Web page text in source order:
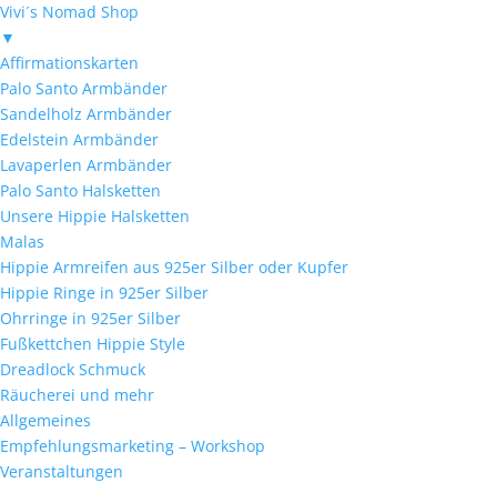
Vivi´s Nomad Shop
▼
Affirmationskarten
Palo Santo Armbänder
Sandelholz Armbänder
Edelstein Armbänder
Lavaperlen Armbänder
Palo Santo Halsketten
Unsere Hippie Halsketten
Malas
Hippie Armreifen aus 925er Silber oder Kupfer
Hippie Ringe in 925er Silber
Ohrringe in 925er Silber
Fußkettchen Hippie Style
Dreadlock Schmuck
Räucherei und mehr
Allgemeines
Empfehlungsmarketing – Workshop
Veranstaltungen